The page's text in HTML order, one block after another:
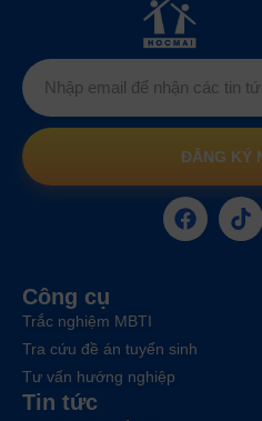
ĐĂNG KÝ
Công cụ
Trắc nghiệm MBTI
Tra cứu đề án tuyển sinh
Tư vấn hướng nghiệp
Tin tức